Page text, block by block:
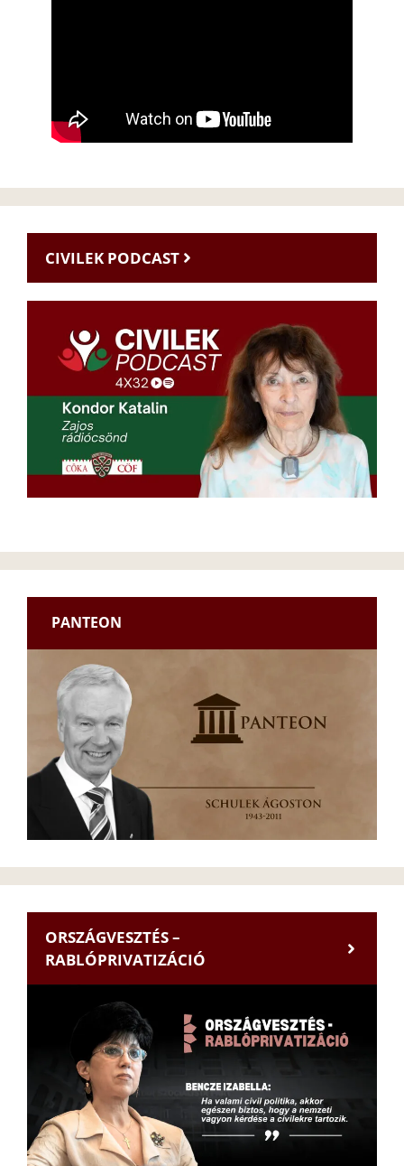
CIVILEK PODCAST
PANTEON
ORSZÁGVESZTÉS –
RABLÓPRIVATIZÁCIÓ